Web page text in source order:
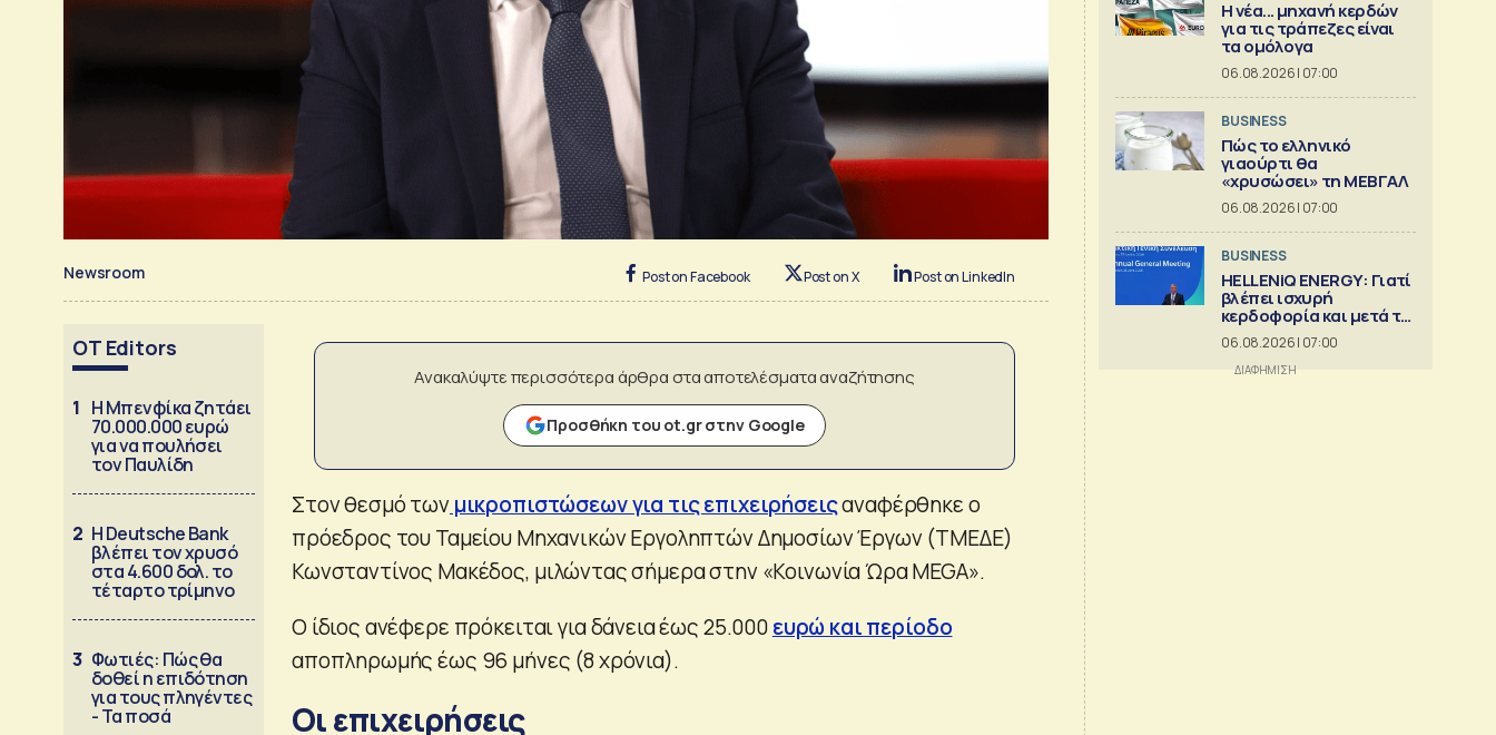
Newsroom Post on Facebook Post on X Post on LinkedIn
OT Editors
1 Η Μπενφίκα ζητάει
70.000.000 ευρώ
για να πουλήσει
τον Παυλίδη
2 Η Deutsche Bank
βλέπει τον χρυσό
στα 4.600 δολ. το
τέταρτο τρίμηνο
3 Φωτιές: Πώς θα
δοθεί η επιδότηση
για τους πληγέντες
- Τα ποσά
Ανακαλύψτε περισσότερα άρθρα στα αποτελέσματα αναζήτησης
Προσθήκη του ot.gr στην Google
Στον θεσμό των μικροπιστώσεων για τις επιχειρήσειςαναφέρθηκε ο
πρόεδρος του Ταμείου Μηχανικών Εργοληπτών Δημοσίων Έργων (ΤΜΕΔΕ)
Κωνσταντίνος Μακέδος, μιλώντας σήμερα στην «Κοινωνία Ώρα MEGA».
Ο ίδιος ανέφερε πρόκειται για δάνεια έως 25.000ευρώ και περίοδο
αποπληρωμής έως 96 μήνες (8 χρόνια).
Οι επιχειρήσεις
Η νέα... μηχανή κερδών
για τις τράπεζες είναι
τα ομόλογα
06.08.2026 | 07:00
BUSINESS
Πώς το ελληνικό
γιαούρτι θα
«χρυσώσει» τη ΜΕΒΓΑΛ
06.08.2026 | 07:00
BUSINESS
HELLENiQ ENERGY: Γιατί
βλέπει ισχυρή
κερδοφορία και μετά το
2026
06.08.2026 | 07:00